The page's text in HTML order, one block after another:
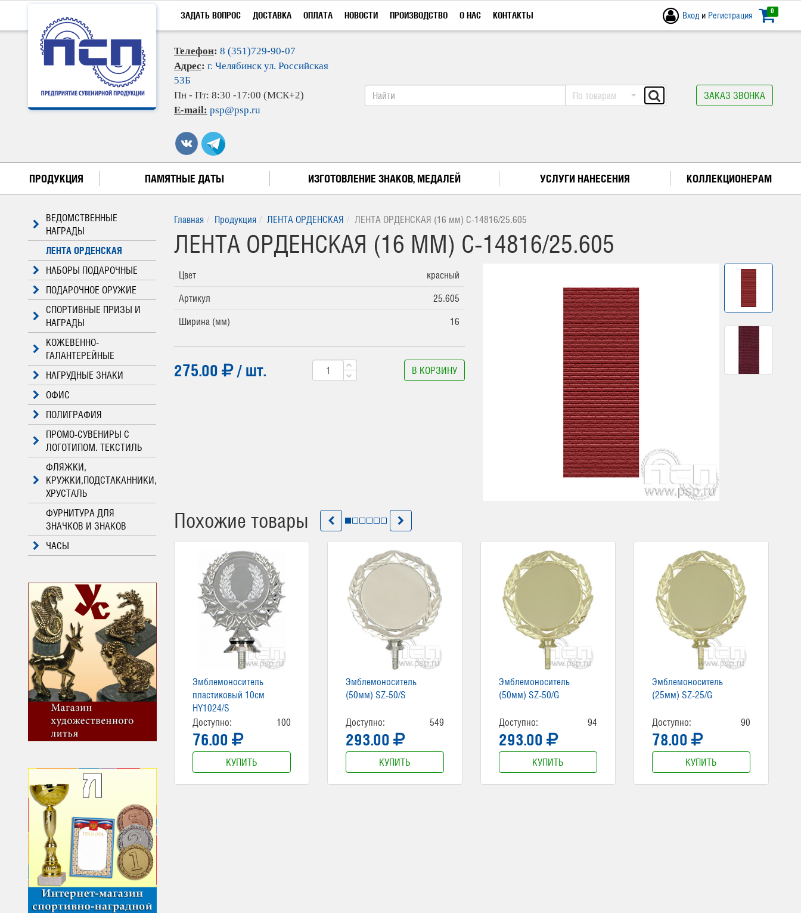
ЗАДАТЬ ВОПРОС ДОСТАВКА ОПЛАТА НОВОСТИ ПРОИЗВОДСТВО О НАС КОНТАКТЫ 0
Вход и Регистрация
Телефон: 8 (351)729-90-07
Адрес: г. Челябинск ул. Российская
53Б
Пн - Пт: 8:30 -17:00 (МСК+2)
E-mail: psp@psp.ru
По товарам ЗАКАЗ ЗВОНКА
ПРОДУКЦИЯ ПАМЯТНЫЕ ДАТЫ ИЗГОТОВЛЕНИЕ ЗНАКОВ, МЕДАЛЕЙ УСЛУГИ НАНЕСЕНИЯ КОЛЛЕКЦИОНЕРАМ
ВЕДОМСТВЕННЫЕ
НАГРАДЫ
ЛЕНТА ОРДЕНСКАЯ
НАБОРЫ ПОДАРОЧНЫЕ
ПОДАРОЧНОЕ ОРУЖИЕ
СПОРТИВНЫЕ ПРИЗЫ И
НАГРАДЫ
КОЖЕВЕННО-
ГАЛАНТЕРЕЙНЫЕ
НАГРУДНЫЕ ЗНАКИ
ОФИС
ПОЛИГРАФИЯ
ПРОМО-СУВЕНИРЫ С
ЛОГОТИПОМ. ТЕКСТИЛЬ
ФЛЯЖКИ,
КРУЖКИ,ПОДСТАКАННИКИ,
ХРУСТАЛЬ
ФУРНИТУРА ДЛЯ
ЗНАЧКОВ И ЗНАКОВ
ЧАСЫ
Главная Продукция ЛЕНТА ОРДЕНСКАЯ ЛЕНТА ОРДЕНСКАЯ (16 мм) С-14816/25.605
ЛЕНТА ОРДЕНСКАЯ (16 ММ) С-14816/25.605
Цвет
красный
Артикул
25.605
Ширина (мм)
16
275.00 / шт. В КОРЗИНУ
Похожие товары
Эмблемоноситель
пластиковый 10см
HY1024/S
Доступно:
100
76.00
КУПИТЬ
Эмблемоноситель
(50мм) SZ-50/S
Доступно: 549
293.00
КУПИТЬ
Эмблемоноситель
(50мм) SZ-50/G
Доступно: 94
293.00
КУПИТЬ
Эмблемоноситель
(25мм) SZ-25/G
Доступно: 90
78.00
КУПИТЬ